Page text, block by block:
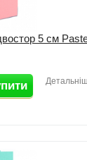
5 см